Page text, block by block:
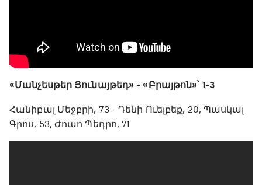
«Մանչեսթեր Յունայթեդ» - «Բրայթոն»՝ 1-3
Հանիբալ Մեջբրի, 73 - Դենի Ուելբեք, 20, Պասկալ
Գրոս, 53, Ժոաո Պեդրո, 71